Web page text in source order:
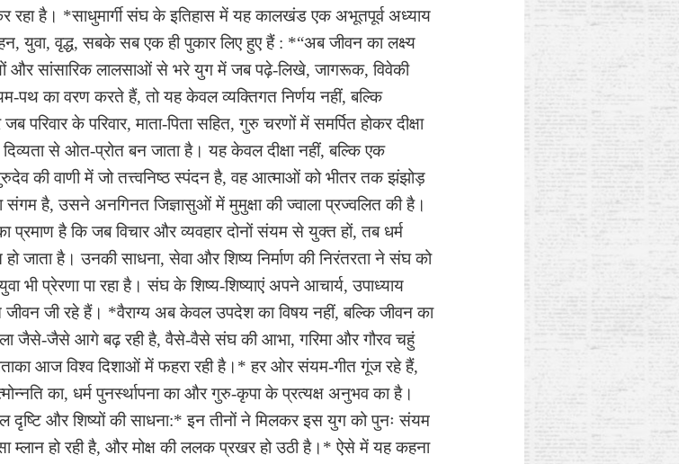
रहा है। *साधुमार्गी संघ के इतिहास में यह कालखंड एक अभूतपूर्व अध्याय
युवा, वृद्ध, सबके सब एक ही पुकार लिए हुए हैं : *“अब जीवन का लक्ष्य
सांसारिक लालसाओं से भरे युग में जब पढ़े-लिखे, जागरूक, विवेकी
पथ का वरण करते हैं, तो यह केवल व्यक्तिगत निर्णय नहीं, बल्कि
के परिवार, माता-पिता सहित, गुरु चरणों में समर्पित होकर दीक्षा
से ओत-प्रोत बन जाता है। यह केवल दीक्षा नहीं, बल्कि एक
की वाणी में जो तत्त्वनिष्ठ स्पंदन है, वह आत्माओं को भीतर तक झंझोड़
है, उसने अनगिनत जिज्ञासुओं में मुमुक्षा की ज्वाला प्रज्वलित की है।
है कि जब विचार और व्यवहार दोनों संयम से युक्त हों, तब धर्म
जाता है। उनकी साधना, सेवा और शिष्य निर्माण की निरंतरता ने संघ को
प्रेरणा पा रहा है। संघ के शिष्य-शिष्याएं अपने आचार्य, उपाध्याय
जी रहे हैं। *वैराग्य अब केवल उपदेश का विषय नहीं, बल्कि जीवन का
जैसे-जैसे आगे बढ़ रही है, वैसे-वैसे संघ की आभा, गरिमा और गौरव चहुं
आज विश्व दिशाओं में फहरा रही है।* हर ओर संयम-गीत गूंज रहे हैं,
का, धर्म पुनर्स्थापना का और गुरु-कृपा के प्रत्यक्ष अनुभव का है।
और शिष्यों की साधना:* इन तीनों ने मिलकर इस युग को पुनः संयम
म्लान हो रही है, और मोक्ष की ललक प्रखर हो उठी है।* ऐसे में यह कहना